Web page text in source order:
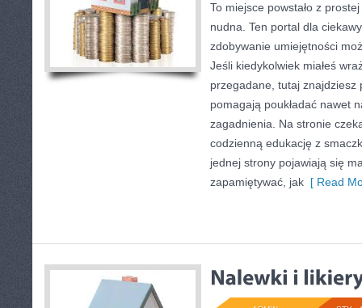
To miejsce powstało z
nudna. Ten portal dla
zdobywanie umiejętności
Jeśli kiedykolwiek miałeś
przegadane, tutaj znajdziesz
pomagają poukładać nawet
zagadnienia. Na stronie
codzienną edukację z
jednej strony pojawiają się
zapamiętywać, jak [ Read